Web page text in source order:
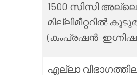
1500 സിസി
മില്ലിമീറ്ററിൽ
(കംപ്രഷൻ-
എല്ലാ